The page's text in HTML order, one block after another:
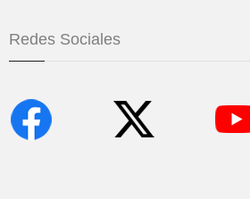
Redes Sociales